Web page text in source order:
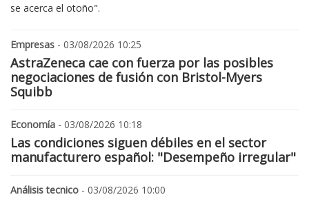
se acerca el otoño".
Empresas - 03/08/2026 10:25
AstraZeneca cae con fuerza por las posibles
negociaciones de fusión con Bristol-Myers
Squibb
Economía - 03/08/2026 10:18
Las condiciones siguen débiles en el sector
manufacturero español: "Desempeño irregular"
Análisis tecnico - 03/08/2026 10:00